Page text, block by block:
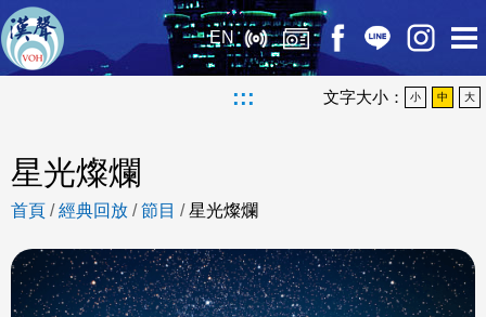
EN
::: 文字大小： 小 中 大
星光燦爛
首頁 /經典回放 /節目 /星光燦爛